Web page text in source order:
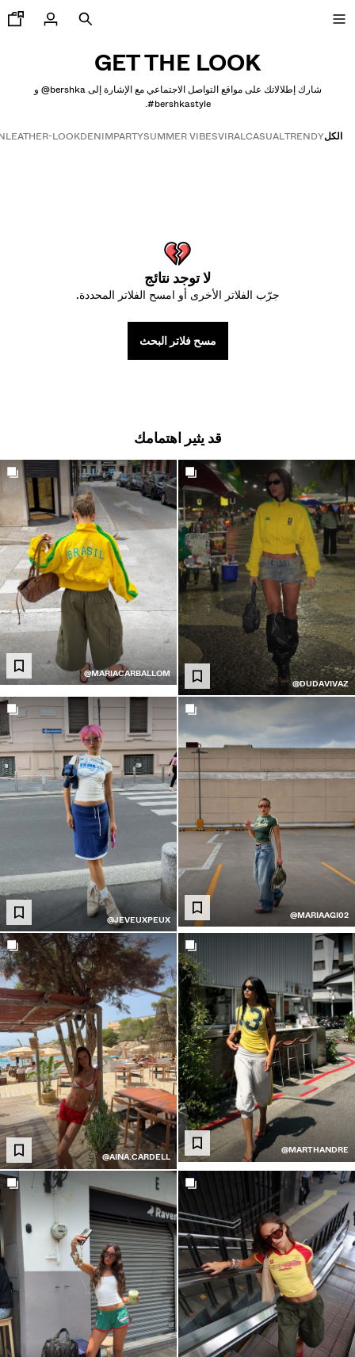
GET THE LOOK
شارك إطلالاتك على مواقع التواصل الاجتماعي مع الإشارة إلى ‎@bershka‎ و
‎#bershkastyle‎.
الكلTRENDY
CASUAL
VIRAL
SUMMER VIBES
PARTY
DENIM
LEATHER-LOOK
لا توجد نتائج
جرّب الفلاتر الأخرى أو امسح الفلاتر المحددة.
مسح فلاتر البحث
قد يثير اهتمامك
Get the look
@DUDAVIVAZ
@MARIACARBALLOM
@MARIAAGI02
@JEVEUXPEUX
@MARTHANDRE
@AINA.CARDELL
حتى-50%
الأكثر مبيعًا
من نوعها
BERSHKA
NEWSLETTER المساعدة